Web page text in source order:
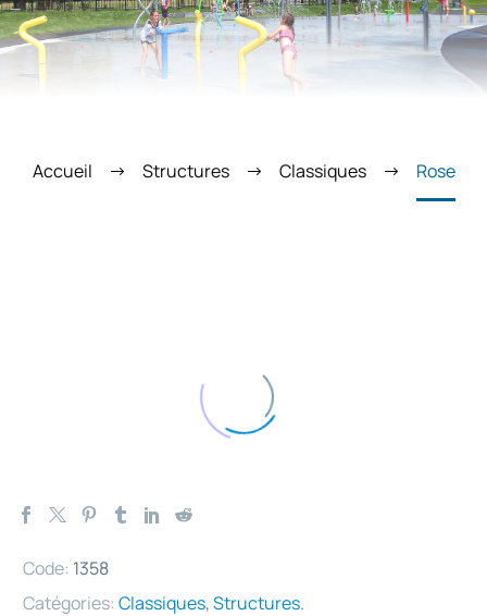
Accueil Structures Classiques Rose
Code: 1358
Catégories: Classiques,Structures.